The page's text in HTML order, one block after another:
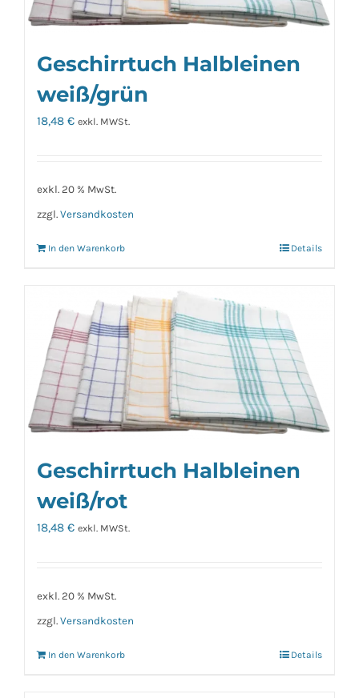
Geschirrtuch Halbleinen
weiß/grün
18,48 € exkl. MWSt.
exkl. 20 % MwSt.
zzgl. Versandkosten
In den Warenkorb Details
Geschirrtuch Halbleinen
weiß/rot
18,48 € exkl. MWSt.
exkl. 20 % MwSt.
zzgl. Versandkosten
In den Warenkorb Details